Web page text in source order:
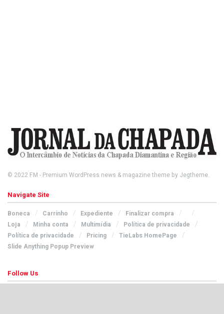
© 2022 FM - Premium WordPress news & magazine theme by Jegtheme.
Navigate Site
Boneca Carrinho Expediente
Finalizar compra
Loja
Minha conta Multimídia
Política de privacidade
Política de privacidade
Pricing
TieLabs HomePage
Slide Anything Popup Preview
Follow Us